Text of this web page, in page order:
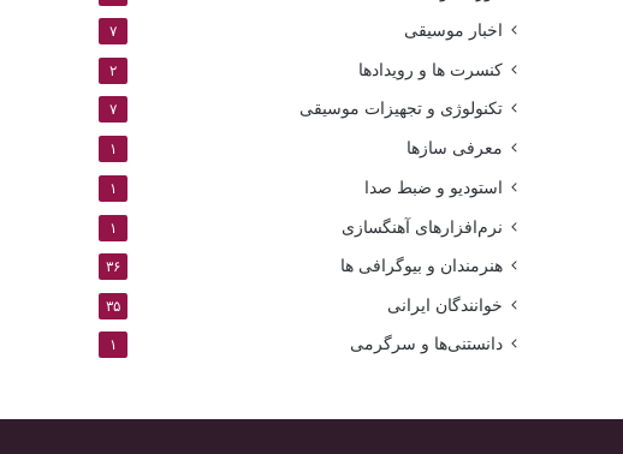
اخبار موسیقی ۷
کنسرت ها و رویدادها ۲
تکنولوژی و تجهیزات موسیقی ۷
معرفی سازها ۱
استودیو و ضبط صدا ۱
نرم‌افزارهای آهنگسازی ۱
هنرمندان و بیوگرافی ها ۳۶
خوانندگان ایرانی ۳۵
دانستنی‌ها و سرگرمی ۱